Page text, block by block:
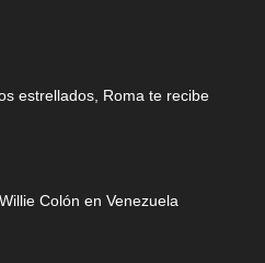
estrellados, Roma te recibe
Colón en Venezuela